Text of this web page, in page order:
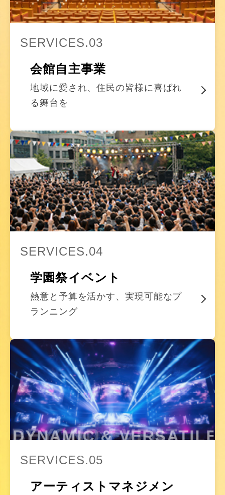
SERVICES.03
会館自主事業
地域に愛され、住民の皆様に喜ばれ
る舞台を
SERVICES.04
学園祭イベント
熱意と予算を活かす、実現可能なプ
ランニング
SERVICES.05
アーティストマネジメン